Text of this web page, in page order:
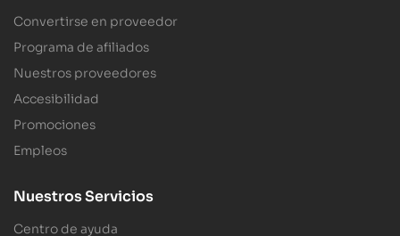
Convertirse en proveedor
Programa de afiliados
Nuestros proveedores
Accesibilidad
Promociones
Empleos
Nuestros Servicios
Centro de ayuda